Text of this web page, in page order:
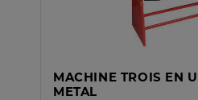
MACHINE TROIS EN
METAL